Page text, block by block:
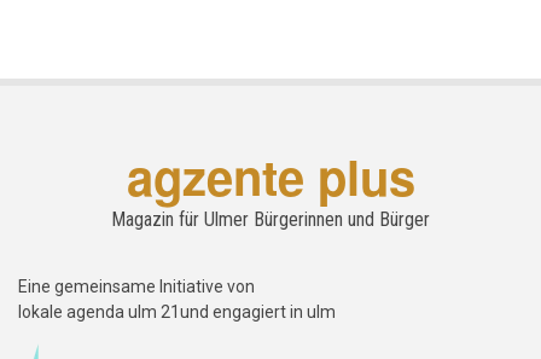
agzente plus
Magazin für Ulmer Bürgerinnen und Bürger
Eine gemeinsame Initiative von
lokale agenda ulm 21und engagiert in ulm